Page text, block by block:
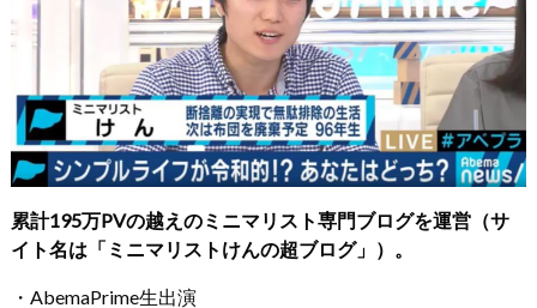
累計195万PVの越えのミニマリスト専門ブログを運営（サ
イト名は「ミニマリストけんの超ブログ」）。
・AbemaPrime生出演